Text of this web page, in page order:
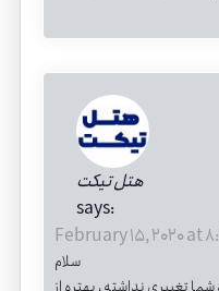
هتل تیکت
says:
February 15, 2020 at
سلام